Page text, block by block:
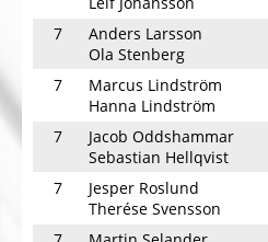
7
Anders Larsson
Ola Stenberg
7
Marcus Lindström
Hanna Lindström
7
Jacob Oddshammar
Sebastian Hellqvist
7
Jesper Roslund
Therése Svensson